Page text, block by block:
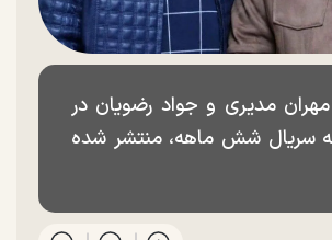
مدیری و جواد رضویان در
شش ماهه، منتشر شده